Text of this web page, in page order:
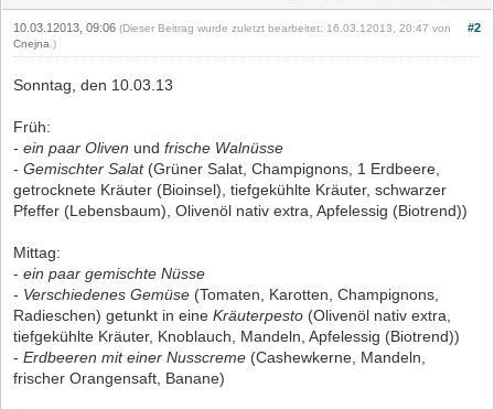
#2
10.03.12013, 09:06 (Dieser Beitrag wurde zuletzt bearbeitet: 16.03.12013, 20:47 von
Cnejna .)
Sonntag, den 10.03.13
Früh:
- ein paar Oliven und frische Walnüsse
- Gemischter Salat(Grüner Salat, Champignons, 1 Erdbeere,
getrocknete Kräuter (Bioinsel), tiefgekühlte Kräuter, schwarzer
Pfeffer (Lebensbaum), Olivenöl nativ extra, Apfelessig (Biotrend))
Mittag:
- ein paar gemischte Nüsse
- Verschiedenes Gemüse (Tomaten, Karotten, Champignons,
Radieschen) getunkt in eine Kräuterpesto (Olivenöl nativ extra,
tiefgekühlte Kräuter, Knoblauch, Mandeln, Apfelessig (Biotrend))
- Erdbeeren mit einer Nusscreme (Cashewkerne, Mandeln,
frischer Orangensaft, Banane)